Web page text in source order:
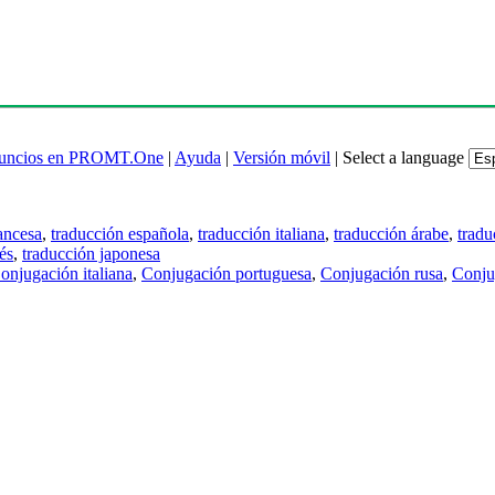
en PROMT.One | Ayuda | Versión móvil | Select a language
, traducción española, traducción italiana, traducción árabe,
, traducción japonesa
italiana, Conjugación portuguesa, Conjugación rusa,